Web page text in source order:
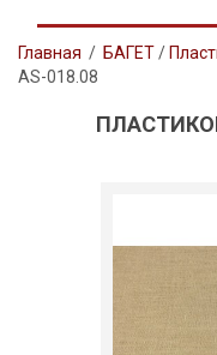
Главная / БАГЕТ/
AS-018.08